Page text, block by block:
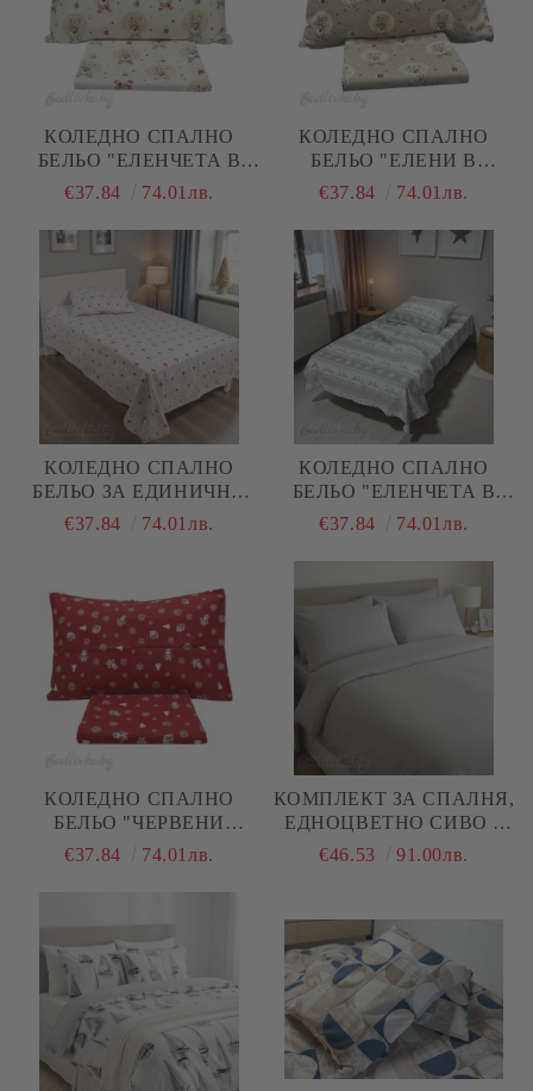
КОЛЕДНО СПАЛНО
БЕЛЬО "ЕЛЕНЧЕТА В
ТОПКИ- ЕКРЮ", ЗА
НАТУРАЛЕН ПАМУК
(ПОПЛИН), 3 ЧАСТИ
€37.84 74.01лв.
КОЛЕДНО СПАЛНО
БЕЛЬО "ЕЛЕНИ В
ТОПКИ В БЕЖОВО", ЗА
НАТУРАЛЕН ПАМУК
(ПОПЛИН), 3 ЧАСТИ
€37.84 74.01лв.
КОЛЕДНО СПАЛНО
БЕЛЬО ЗА ЕДИНИЧНО
ЛЕГЛО, ЕЛЕНЧЕТА И
(ПОПЛИН), 3 ЧАСТИ
€37.84 74.01лв.
КОЛЕДНО СПАЛНО
БЕЛЬО "ЕЛЕНЧЕТА В
СИВО И БЯЛО", ЗА
НАТУРАЛЕН ПАМУК
(ПОПЛИН), 3 ЧАСТИ
€37.84 74.01лв.
КОЛЕДНО СПАЛНО
БЕЛЬО "ЧЕРВЕНИ
ТОПКИ", ЗА ЕДИНИЧНО
НАТУРАЛЕН ПАМУК
€37.84 74.01лв.
КОМПЛЕКТ ЗА СПАЛНЯ,
ЕДНОЦВЕТНО СИВО –
100% НАТУРАЛЕН
€46.53 91.00лв.